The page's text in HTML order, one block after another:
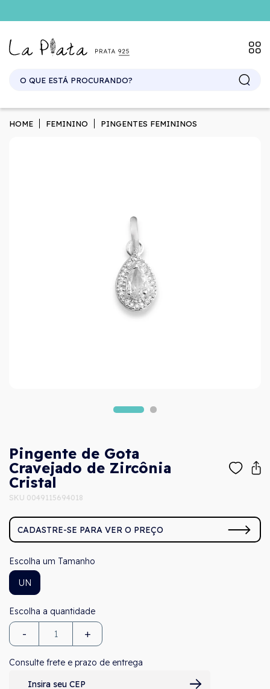
HOME FEMININO PINGENTES FEMININOS
Pingente de Gota
Cravejado de Zircônia
Cristal
SKU 0049115694018
CADASTRE-SE PARA VER O PREÇO
Tamanho
UN
- +
Consulte frete e prazo de entrega